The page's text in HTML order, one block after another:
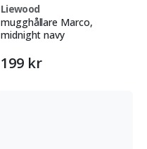
Liewood
mugghållare Marco,
midnight navy
199 kr